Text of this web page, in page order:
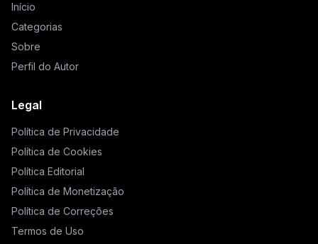
Início
Categorias
Sobre
Perfil do Autor
Legal
Política de Privacidade
Política de Cookies
Política Editorial
Política de Monetização
Política de Correções
Termos de Uso